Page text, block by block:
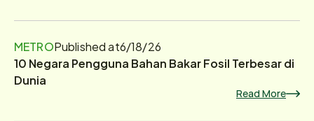
METROPublished at6/18/26
10 Negara Pengguna Bahan Bakar Fosil Terbesar di
Dunia
Read More